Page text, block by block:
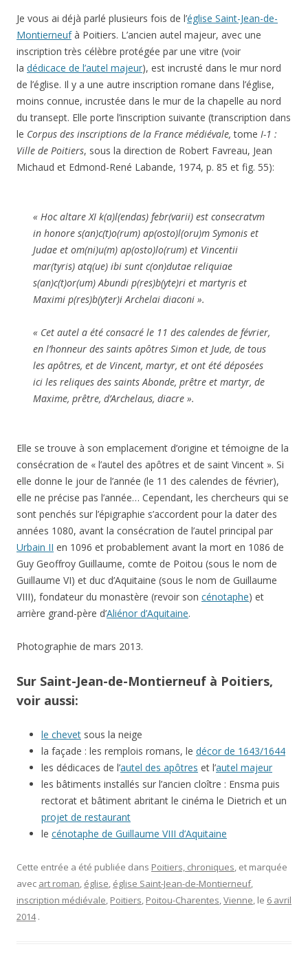
Je vous ai déjà parlé plusieurs fois de l’église Saint-Jean-de-
Montierneufà Poitiers. L’ancien autel majeur, avec une
inscription très célèbre protégée par une vitre (voir
la dédicace de l’autel majeur), est incrusté dans le mur nord
de l’église. Il y a une autre inscription romane dans l’église,
moins connue, incrustée dans le mur de la chapelle au nord
du transept. Elle porte l’inscription suivante (transcription dans
le Corpus des inscriptions de la France médiévale, tome I-1 :
Ville de Poitiers, sous la direction de Robert Favreau, Jean
Michaud et Edmond-René Labande, 1974, p. 85 et fig. 55):
« Hoc altare XI k(a)l(endas) febr(varii) est consecratvm
in honore s(an)c(t)o(rum) ap(osto)l(oru)m Symonis et
Judae et om(ni)u(m) ap(osto)lo(rum) et Vincentii
mar(tyris) atq(ue) ibi sunt c(on)dutae reliquiae
s(an)c(t)or(um) Abundi p(res)b(yte)ri et martyris et
Maximi p(res)b(yter)i Archelai diaconi ».
« Cet autel a été consacré le 11 des calendes de février,
en l’honneur des saints apôtres Simon et Jude, de tous
les apôtres, et de Vincent, martyr, et ont été déposées
ici les reliques des saints Abonde, prêtre et martyr, de
Maxime, prêtre, d’Archelaus, diacre ».
Elle se trouve à son emplacement d’origine et témoigne de la
consécration de « l’autel des apôtres et de saint Vincent ». Si
elle donne le jour de l’année (le 11 des calendes de février),
elle ne précise pas l’année… Cependant, les chercheurs qui se
sont penchés sur l’épigraphie s’accordent pour la dater des
années 1080, avant la consécration de l’autel principal par
Urbain II en 1096 et probablement avant la mort en 1086 de
Guy Geoffroy Guillaume, comte de Poitou (sous le nom de
Guillaume VI) et duc d’Aquitaine (sous le nom de Guillaume
VIII), fondateur du monastère (revoir son cénotaphe) et
arrière grand-père d’Aliénor d’Aquitaine.
Photographie de mars 2013.
Sur Saint-Jean-de-Montierneuf à Poitiers,
voir aussi:
le chevet sous la neige
la façade : les remplois romans, le décor de 1643/1644
les dédicaces de l’autel des apôtres et l’autel majeur
les bâtiments installés sur l’ancien cloître : Ensma puis
rectorat et bâtiment abritant le cinéma le Dietrich et un
projet de restaurant
le cénotaphe de Guillaume VIII d’Aquitaine
Cette entrée a été publiée dans Poitiers, chroniques, et marquée
avec art roman, église, église Saint-Jean-de-Montierneuf,
inscription médiévale, Poitiers, Poitou-Charentes,Vienne, le 6 avril
2014 .